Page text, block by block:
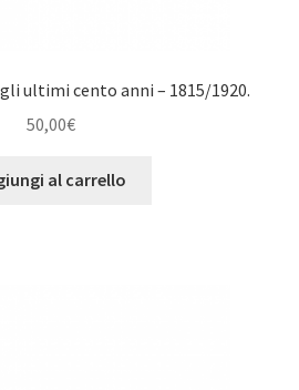
ultimi cento anni – 1815/1920.
50,00€
al carrello